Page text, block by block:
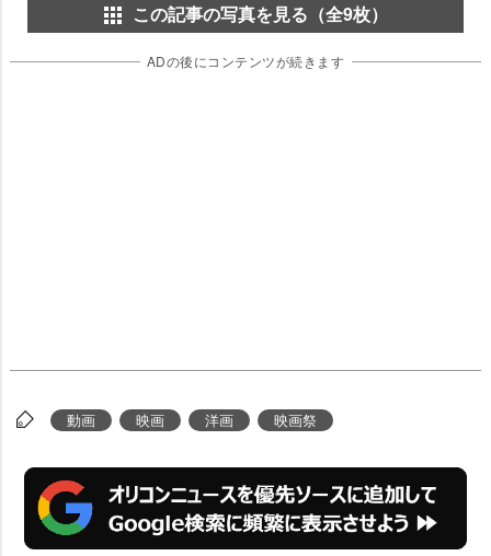
この記事の写真を見る（全9枚）
ADの後にコンテンツが続きます
動画 映画 洋画 映画祭